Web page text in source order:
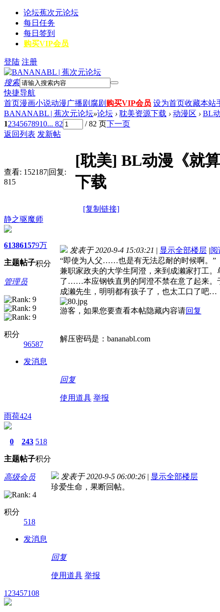
论坛蕉次元论坛
每日任务
每日签到
购买VIP会员
登陆 注册
搜索
快捷导航
首页漫画小说动漫广播剧 腐剧 购买VIP会员 设为首页收藏本站
BANANABL | 蕉次元论坛»论坛 › 耽美资源下载 › 动漫区 › BL
12345678910... 82 / 82 页下一页
返回列表 发新帖
查看: 152187|回复:
815
[耽美] BL动漫《就
下载
[复制链接]
静之驱魔师
6138
主题
6157
帖子
9万
积分
管理员
积分
96587
发消息
发表于 2020-9-4 15:03:21 | 显示全部楼层 |阅
“即使为人父……也是有无法忍耐的时候啊。”
兼职家政夫的大学生阿澄，来到成濑家打工
了……本应钢铁直男的阿澄不禁在意了起来。
成濑先生，明明都有孩子了，也太工口了吧…
游客，如果您要查看本帖隐藏内容请回复
解压密码是：bananabl.com
回复
使用道具 举报
雨荷424
0
主题
243
帖子
518
积分
高级会员
积分
518
发消息
发表于 2020-9-5 06:00:26 | 显示全部楼层
珍爱生命，果断回帖。
回复
使用道具 举报
123457108